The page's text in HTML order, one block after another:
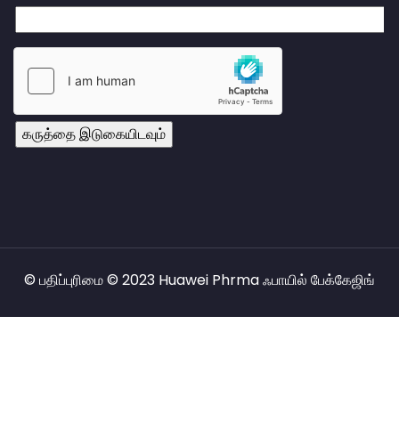
© பதிப்புரிமை © 2023 Huawei Phrma ஃபாயில் பேக்கேஜிங்